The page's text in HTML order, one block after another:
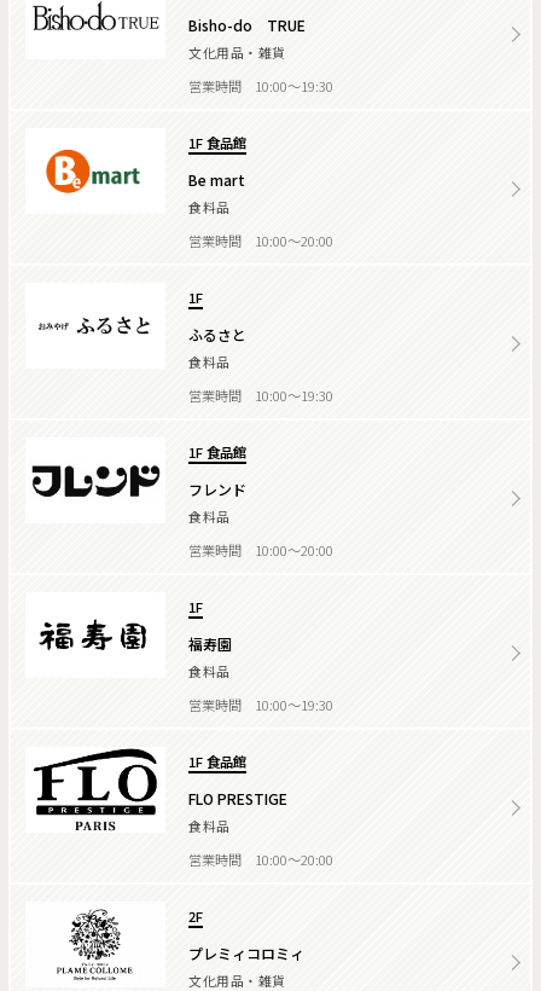
Bisho-do TRUE
文化用品・雑貨
営業時間 10:00～19:30
1F 食品館
Be mart
食料品
営業時間 10:00～20:00
1F
ふるさと
食料品
営業時間 10:00～19:30
1F 食品館
フレンド
食料品
営業時間 10:00～20:00
1F
福寿園
食料品
営業時間 10:00～19:30
1F 食品館
FLO PRESTIGE
食料品
営業時間 10:00～20:00
2F
プレミィコロミィ
文化用品・雑貨